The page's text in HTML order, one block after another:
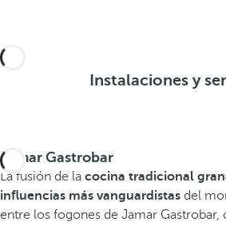
Instalaciones y
Jamar Gastrobar
La fusión de la cocina tradicional
influencias más vanguardistas del
entre los fogones de Jamar